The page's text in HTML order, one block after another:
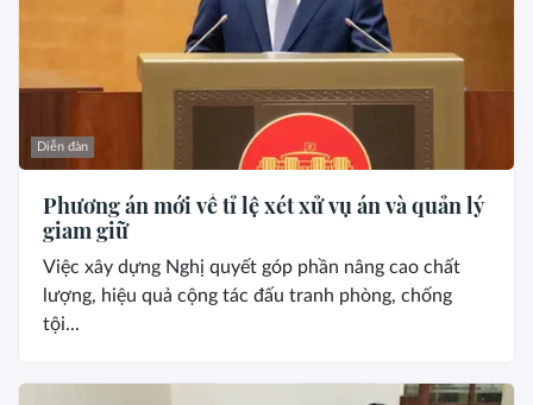
Diễn đàn
Phương án mới về tỉ lệ xét xử vụ án và quản lý
giam giữ
Việc xây dựng Nghị quyết góp phần nâng cao chất
lượng, hiệu quả cộng tác đấu tranh phòng, chống
tội...